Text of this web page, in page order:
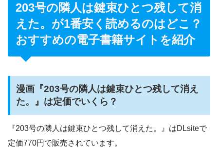
203号の隣人は鍵束ひとつ残して消
えた。が1番安く読めるのはどこ？
おすすめの電子書籍サイトを紹介
漫画『203号の隣人は鍵束ひとつ残して消え
た。』は定価でいくら？
『203号の隣人は鍵束ひとつ残して消えた。』はDLsiteで
定価770円で販売されています。